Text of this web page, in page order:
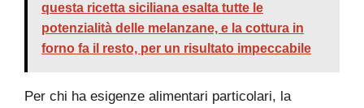
questa ricetta siciliana esalta tutte le
potenzialità delle melanzane, e la cottura in
forno fa il resto, per un risultato impeccabile
Per chi ha esigenze alimentari particolari, la